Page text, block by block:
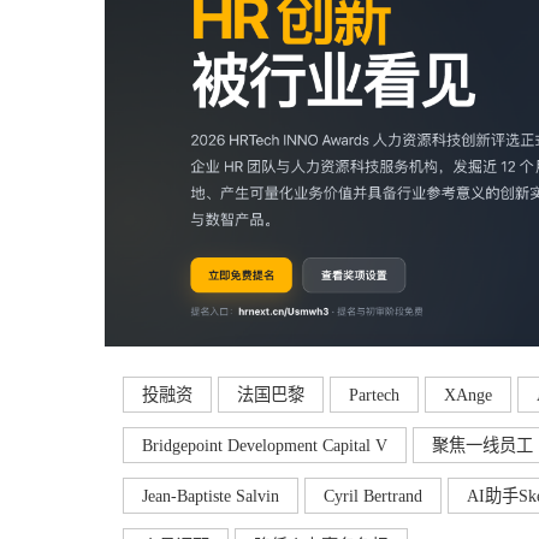
投融资 法国巴黎 Partech XAnge
Bridgepoint Development Capital V 聚焦一线员工
Jean-Baptiste Salvin Cyril Bertrand AI助手